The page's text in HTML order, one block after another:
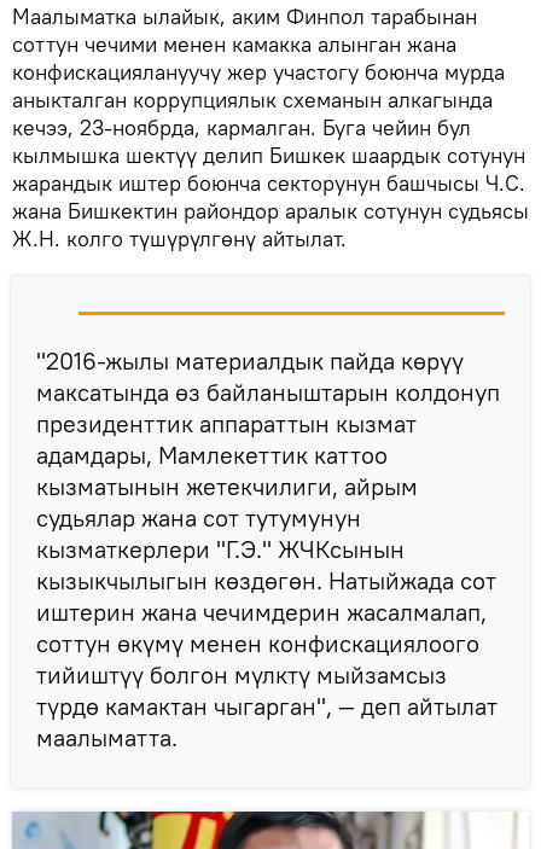
Маалыматка ылайык, аким Финпол тарабынан
соттун чечими менен камакка алынган жана
конфискациялануучу жер участогу боюнча мурда
аныкталган коррупциялык схеманын алкагында
кечээ, 23-ноябрда, кармалган. Буга чейин бул
кылмышка шектүү делип Бишкек шаардык сотунун
жарандык иштер боюнча секторунун башчысы Ч.С.
жана Бишкектин райондор аралык сотунун судьясы
Ж.Н. колго түшүрүлгөнү айтылат.
"2016-жылы материалдык пайда көрүү
максатында өз байланыштарын колдонуп
президенттик аппараттын кызмат
адамдары, Мамлекеттик каттоо
кызматынын жетекчилиги, айрым
судьялар жана сот тутумунун
кызматкерлери "Г.Э." ЖЧКсынын
кызыкчылыгын көздөгөн. Натыйжада сот
иштерин жана чечимдерин жасалмалап,
соттун өкүмү менен конфискациялоого
тийиштүү болгон мүлктү мыйзамсыз
түрдө камактан чыгарган", — деп айтылат
маалыматта.